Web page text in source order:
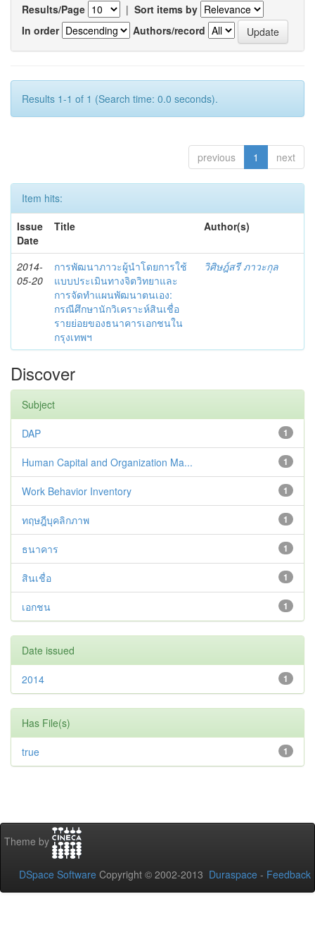
Results/Page | Sort items by
In order
Authors/record
Results 1-1 of 1 (Search time: 0.0 seconds).
previous 1 next
Item hits:
Issue
Date
Title Author(s)
2014-
05-20
การพัฒนาภาวะผู้นำโดยการใช้
แบบประเมินทางจิตวิทยาและ
การจัดทำแผนพัฒนาตนเอง:
กรณีศึกษานักวิเคราะห์สินเชื่อ
รายย่อยของธนาคารเอกชนใน
กรุงเทพฯ
วิศิษฎ์สรี ภาวะกุล
Discover
Subject
1
DAP
1
Human Capital and Organization Ma...
1
Work Behavior Inventory
1
ทฤษฎีบุคลิกภาพ
1
ธนาคาร
1
สินเชื่อ
1
เอกชน
Date issued
1
2014
Has File(s)
1
true
Theme by
DSpace Software Copyright © 2002-2013 Duraspace - Feedback